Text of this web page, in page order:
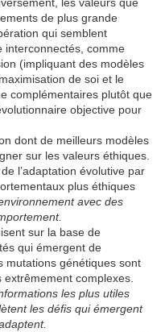
les valeurs que
de plus grande
qui semblent
interconnectés, comme
(impliquant des modèles
de soi et le
complémentaires plutôt que
objective pour
dont de meilleurs modèles
sur les valeurs éthiques.
l’adaptation évolutive par
plus éthiques
avec des
sur la base de
qui émergent de
mutations génétiques sont
complexes.
les plus utiles
les défis qui émergent